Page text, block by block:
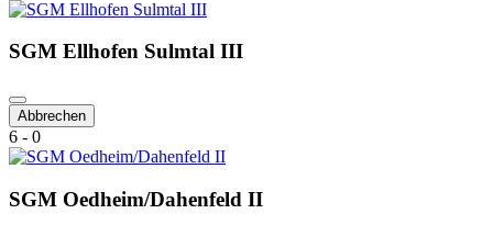
SGM Ellhofen Sulmtal III
Abbrechen
6 - 0
SGM Oedheim/Dahenfeld II